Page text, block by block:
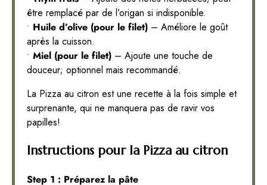
être remplacé par de l’origan si indisponible.
• Huile d’olive (pour le filet) – Améliore le goût
après la cuisson.
• Miel (pour le filet) – Ajoute une touche de
douceur; optionnel mais recommandé.
La Pizza au citron est une recette à la fois simple et
surprenante, qui ne manquera pas de ravir vos
papilles!
Instructions pour la Pizza au citron
Step 1 : Préparez la pâte